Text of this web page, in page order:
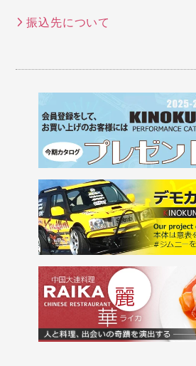
振込先について